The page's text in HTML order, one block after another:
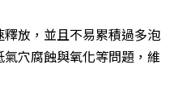
放，並且不易累積過多泡
穴腐蝕與氧化等問題，維